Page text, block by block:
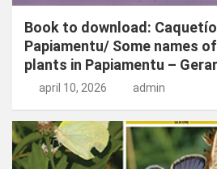
Book to download:
Papiamentu/ Some names
plants in Papiamentu –
april 10, 2026 admin